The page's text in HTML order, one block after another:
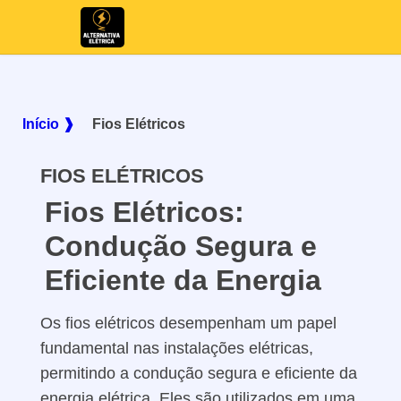
Início ❱ Fios Elétricos
FIOS ELÉTRICOS
Fios Elétricos:
Condução Segura e
Eficiente da Energia
Os fios elétricos desempenham um papel
fundamental nas instalações elétricas,
permitindo a condução segura e eficiente da